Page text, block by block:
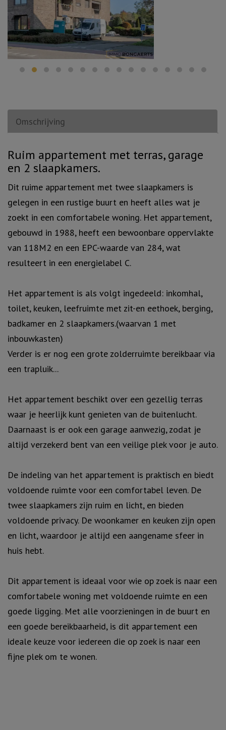
Omschrijving
Omschrijving
Ruim appartement met terras, garage
en 2 slaapkamers.
Dit ruime appartement met twee slaapkamers is
gelegen in een rustige buurt en heeft alles wat je
zoekt in een comfortabele woning. Het appartement,
gebouwd in 1988, heeft een bewoonbare oppervlakte
van 118M2 en een EPC-waarde van 284, wat
resulteert in een energielabel C.
Het appartement is als volgt ingedeeld: inkomhal,
toilet, keuken, leefruimte met zit-en eethoek, berging,
badkamer en 2 slaapkamers.(waarvan 1 met
inbouwkasten)
Verder is er nog een grote zolderruimte bereikbaar via
een trapluik...
Het appartement beschikt over een gezellig terras
waar je heerlijk kunt genieten van de buitenlucht.
Daarnaast is er ook een garage aanwezig, zodat je
altijd verzekerd bent van een veilige plek voor je auto.
De indeling van het appartement is praktisch en biedt
voldoende ruimte voor een comfortabel leven. De
twee slaapkamers zijn ruim en licht, en bieden
voldoende privacy. De woonkamer en keuken zijn open
en licht, waardoor je altijd een aangename sfeer in
huis hebt.
Dit appartement is ideaal voor wie op zoek is naar een
comfortabele woning met voldoende ruimte en een
goede ligging. Met alle voorzieningen in de buurt en
een goede bereikbaarheid, is dit appartement een
ideale keuze voor iedereen die op zoek is naar een
fijne plek om te wonen.